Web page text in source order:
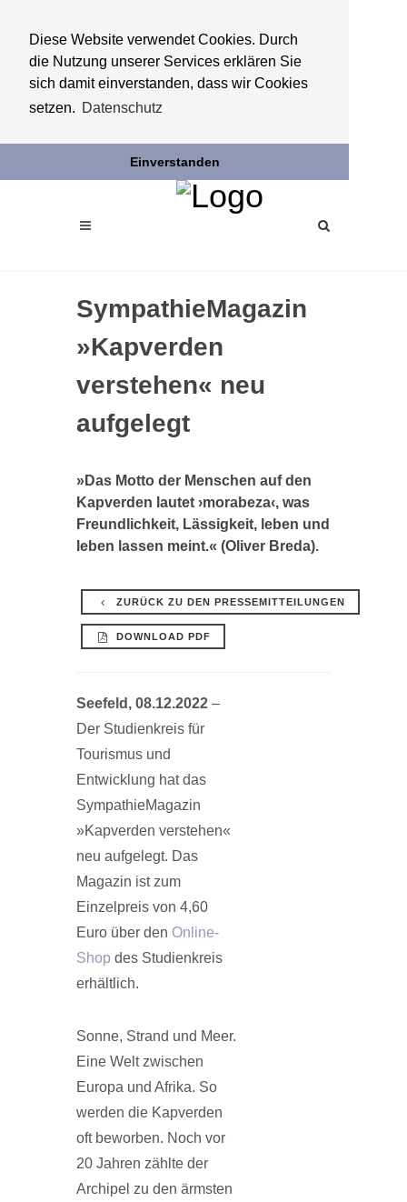
Diese Website verwendet Cookies. Durch
die Nutzung unserer Services erklären Sie
sich damit einverstanden, dass wir Cookies
setzen. Datenschutz
Einverstanden
SympathieMagazin
»Kapverden
verstehen« neu
aufgelegt
»Das Motto der Menschen auf den
Kapverden lautet ›morabeza‹, was
Freundlichkeit, Lässigkeit, leben und
leben lassen meint.« (Oliver Breda).
ZURÜCK ZU DEN PRESSEMITTEILUNGEN
DOWNLOAD PDF
Seefeld, 08.12.2022 –
Der Studienkreis für
Tourismus und
Entwicklung hat das
SympathieMagazin
»Kapverden verstehen«
neu aufgelegt. Das
Magazin ist zum
Einzelpreis von 4,60
Euro über den Online-
Shop des Studienkreis
erhältlich.
Sonne, Strand und Meer.
Eine Welt zwischen
Europa und Afrika. So
werden die Kapverden
oft beworben. Noch vor
20 Jahren zählte der
Archipel zu den ärmsten